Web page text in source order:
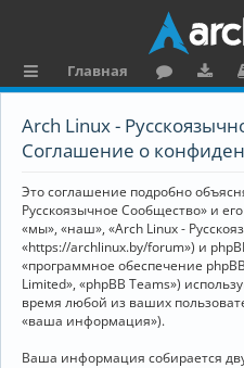
ы
к
и
Главная
ру
ру
и
е
я
Arch Linux -
Соглашение о
Это соглашение подробно
Русскоязычное Сообщество» и
«мы», «наш», «Arch Linux -
«https://archlinux.by/forum») и
«программное обеспечение
Limited», «phpBB Teams»)
время любой из ваших
«ваша информация»).
Ваша информация собирается